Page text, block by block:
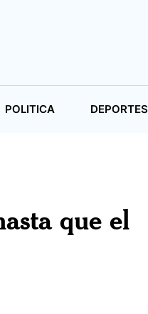
POLITICA DEPORTES
que el